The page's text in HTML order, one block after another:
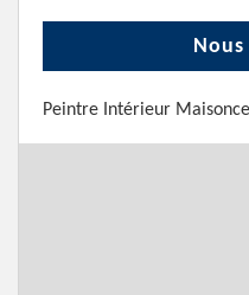
Peintre Intérieur